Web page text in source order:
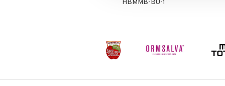
HBMMB-BU-1